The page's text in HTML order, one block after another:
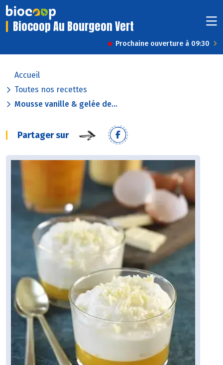
Biocoop Au Bourgeon Vert
Prochaine ouverture à 09:30
Accueil
Toutes nos recettes
Mousse vanille & gelée de...
Partager sur